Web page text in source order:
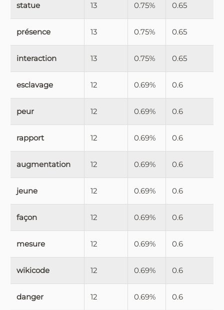
statue 13 0.75% 0.65
présence 13 0.75% 0.65
interaction 13 0.75% 0.65
esclavage 12 0.69% 0.6
peur 12 0.69% 0.6
rapport 12 0.69% 0.6
augmentation 12 0.69% 0.6
jeune 12 0.69% 0.6
façon 12 0.69% 0.6
mesure 12 0.69% 0.6
wikicode 12 0.69% 0.6
danger 12 0.69% 0.6